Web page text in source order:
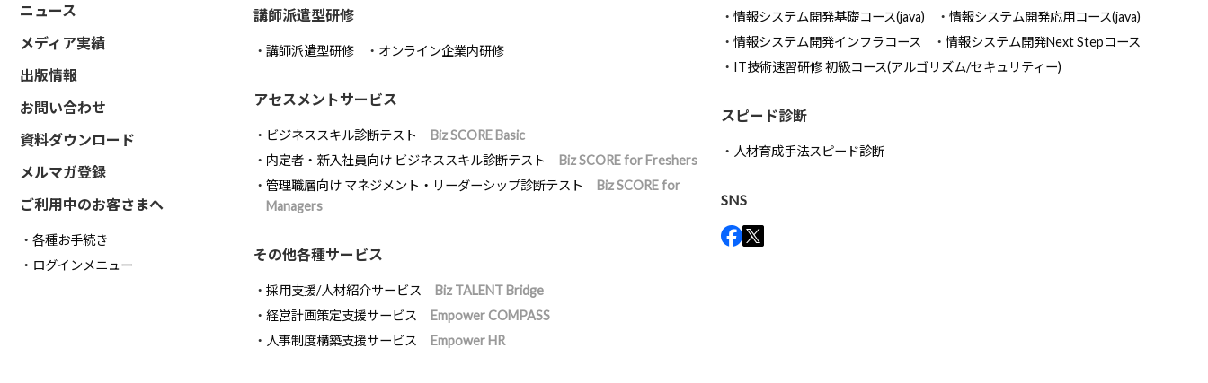
ニュース
メディア実績
出版情報
お問い合わせ
資料ダウンロード
メルマガ登録
ご利用中のお客さまへ
各種お手続き
ログインメニュー
講師派遣型研修
講師派遣型研修 オンライン企業内研修
アセスメントサービス
ビジネススキル診断テスト
Biz SCORE Basic
内定者・新入社員向け ビジネススキル診断テスト
Biz SCORE for Freshers
管理職層向け マネジメント・リーダーシップ診断テスト
Biz SCORE for
Managers
その他各種サービス
採用支援/人材紹介サービス
Biz TALENT Bridge
経営計画策定支援サービス
Empower COMPASS
人事制度構築支援サービス
Empower HR
情報システム開発基礎コース(java)
情報システム開発応用コース(java)
情報システム開発インフラコース
情報システム開発Next Stepコース
IT技術速習研修 初級コース(アルゴリズム/セキュリティー)
スピード診断
人材育成手法スピード診断
SNS